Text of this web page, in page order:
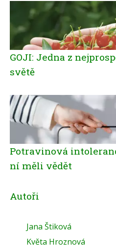
GOJI: Jedna z
světě
Potravinová
ní měli vědět
Autoři
Jana Štiková
Květa Hroznová